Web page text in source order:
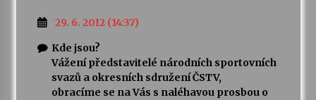
29. 6. 2012 (14:37)
Kde jsou?
Vážení představitelé národních sportovních
svazů a okresních sdružení ČSTV,
obracíme se na Vás s naléhavou prosbou o